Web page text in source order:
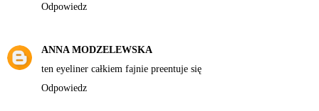
Odpowiedz
ANNA MODZELEWSKA
ten eyeliner całkiem fajnie preentuje się
Odpowiedz